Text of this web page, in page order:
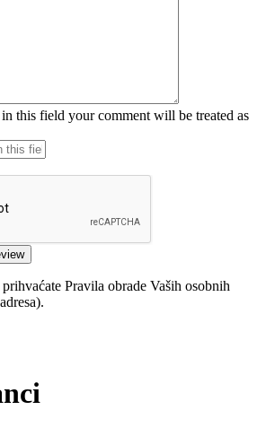
this field your comment will be treated as
Pravila obrade Vaših osobnih